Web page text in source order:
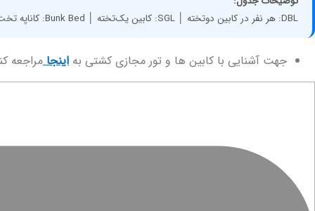
DBL: هر نفر در کابین دوتخته │ SGL: کابین یک‌تخته │ Bunk Bed: کاناپه تخت‌خواب شو │ CWB: کودک ۲ تا ۱۲ سال با تخت │ INF: نوزاد زیر ۲ سال
جهت آشنایی با کابین ها و تور مجازی کشتی به اینجا مراجعه